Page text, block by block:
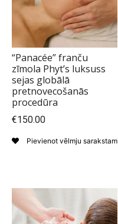
“Panacée” franču
zīmola Phyt’s luksuss
sejas globālā
pretnovecošanās
procedūra
€150.00
Pievienot vēlmju sarakstam